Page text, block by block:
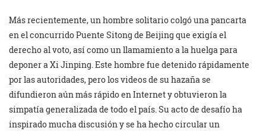
Más recientemente, un hombre solitario colgó una pancarta
en el concurrido Puente Sitong de Beijing que exigía el
derecho al voto, así como un llamamiento a la huelga para
deponer a Xi Jinping. Este hombre fue detenido rápidamente
por las autoridades, pero los videos de su hazaña se
difundieron aún más rápido en Internet y obtuvieron la
simpatía generalizada de todo el país. Su acto de desafío ha
inspirado mucha discusión y se ha hecho circular un